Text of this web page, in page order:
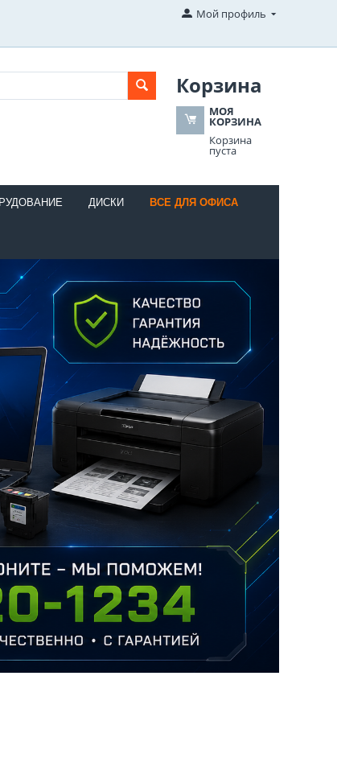
Мой профиль
Корзина
МОЯ
КОРЗИНА
Корзина
пуста
ДИСКИ ВСЕ ДЛЯ ОФИСА